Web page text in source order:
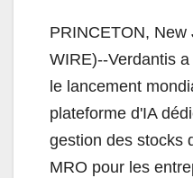
PRINCETON,
WIRE)--Verdantis
le lancement
plateforme d'IA
gestion des stocks
MRO pour les